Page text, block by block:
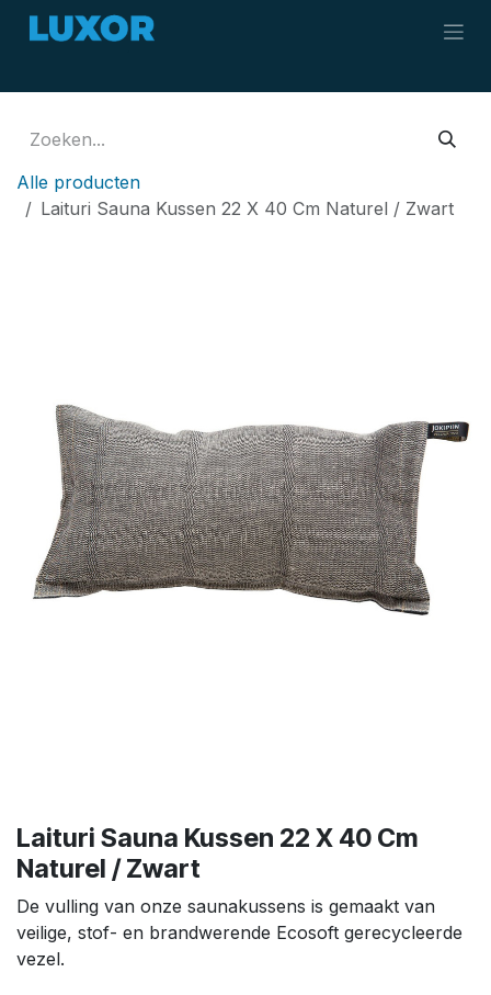
Overslaan naar inhoud
Alle producten
Laituri Sauna Kussen 22 X 40 Cm Naturel / Zwart
Laituri Sauna Kussen 22 X 40 Cm
Naturel / Zwart
De vulling van onze saunakussens is gemaakt van
veilige, stof- en brandwerende Ecosoft gerecycleerde
vezel.